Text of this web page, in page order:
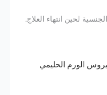
لحين انتهاء العلاج.
الورم الحليمي